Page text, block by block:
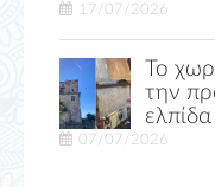
17/07/2026
Το
την
ελπίδα
07/07/2026